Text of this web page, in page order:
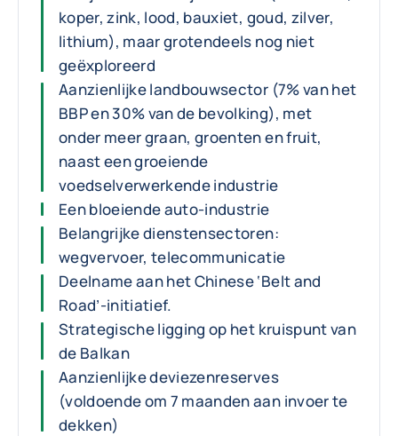
koper, zink, lood, bauxiet, goud, zilver,
lithium), maar grotendeels nog niet
geëxploreerd
Aanzienlijke landbouwsector (7% van het
BBP en 30% van de bevolking), met
onder meer graan, groenten en fruit,
naast een groeiende
voedselverwerkende industrie
Een bloeiende auto-industrie
Belangrijke dienstensectoren:
wegvervoer, telecommunicatie
Deelname aan het Chinese ‘Belt and
Road’-initiatief.
Strategische ligging op het kruispunt van
de Balkan
Aanzienlijke deviezenreserves
(voldoende om 7 maanden aan invoer te
dekken)